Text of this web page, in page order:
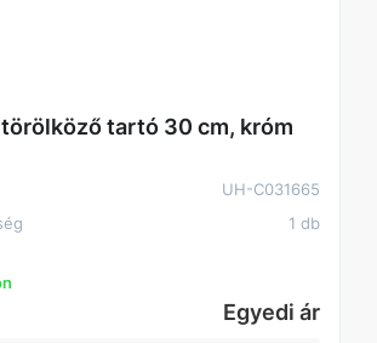
törölköző tartó 30 cm, króm
UH-C031665
1 db
Egyedi ár